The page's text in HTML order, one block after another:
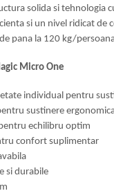
solida si tehnologia
si un nivel ridicat de
pana la 120 kg/
Micro One
individual pentru
sustinere
echilibru optim
confort suplimentar
si durabile